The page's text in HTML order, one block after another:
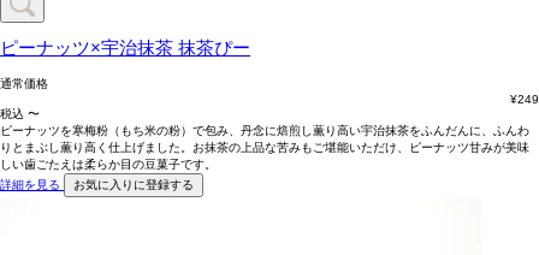
ピーナッツ×宇治抹茶 抹茶ぴー
通常価格
¥249
税込 〜
ピーナッツを寒梅粉（もち米の粉）で包み、丹念に焙煎し薫り高い宇治抹茶をふんだんに、ふんわ
りとまぶし薫り高く仕上げました。お抹茶の上品な苦みもご堪能いただけ、ピーナッツ甘みが美味
しい歯ごたえは柔らか目の豆菓子です。
詳細を見る
お気に入りに登録する